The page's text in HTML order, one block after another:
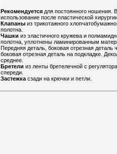
Рекомендуется для постоянного ношения.
использование после пластической
Клапаны из трикотажного
полотна.
Чашки из эластичного кружева и
полотна, уплотнены ламинированным
Передняя деталь, боковая отрезная деталь
боковая отрезная деталь на подкладке.
среднее.
Бретели из ленты бретелечной с
спереди.
Застежка сзади на крючки и петли.